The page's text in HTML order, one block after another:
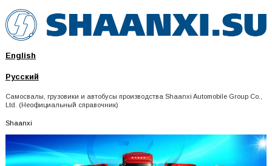
English
Русский
Самосвалы, грузовики и автобусы производства Shaanxi Automobile Group Co.,
Ltd. (Неофициальный справочник)
Shaanxi